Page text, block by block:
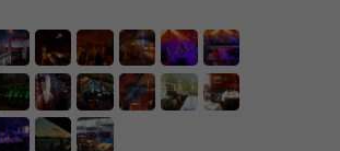
von Drittanbietern oder Publishern verwendet,
anzuzeigen. Sie tun dies, indem sie
hinweg verfolgen.